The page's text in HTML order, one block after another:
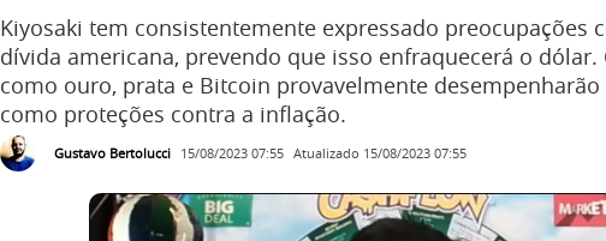
Kiyosaki tem consistentemente expressado preocupações
dívida americana, prevendo que isso enfraquecerá o dólar.
como ouro, prata e Bitcoin provavelmente
como proteções contra a inflação.
Gustavo Bertolucci 15/08/2023 07:55 Atualizado 15/08/2023 07:55